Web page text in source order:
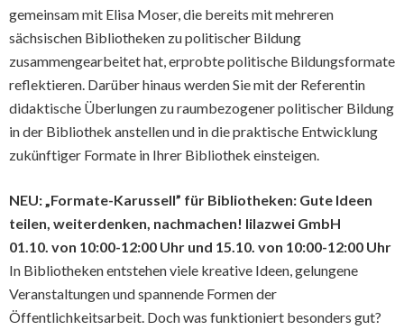
gemeinsam mit Elisa Moser, die bereits mit mehreren
sächsischen Bibliotheken zu politischer Bildung
zusammengearbeitet hat, erprobte politische Bildungsformate
reflektieren. Darüber hinaus werden Sie mit der Referentin
didaktische Überlungen zu raumbezogener politischer Bildung
in der Bibliothek anstellen und in die praktische Entwicklung
zukünftiger Formate in Ihrer Bibliothek einsteigen.
NEU: „Formate-Karussell” für Bibliotheken: Gute Ideen
teilen, weiterdenken, nachmachen! lilazwei GmbH
01.10. von 10:00-12:00 Uhr und 15.10. von 10:00-12:00 Uhr
In Bibliotheken entstehen viele kreative Ideen, gelungene
Veranstaltungen und spannende Formen der
Öffentlichkeitsarbeit. Doch was funktioniert besonders gut?